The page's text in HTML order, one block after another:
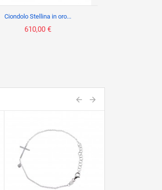
Ciondolo Stellina in oro...
610,00 €